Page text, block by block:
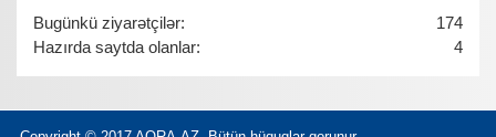
174
Bugünkü ziyarətçilər:
4
Hazırda saytda olanlar: